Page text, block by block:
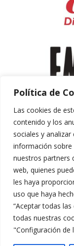
Política de
Las cookies de
contenido y los
sociales y
información sobre
nuestros partners
web, quienes
les haya
uso que haya
“Aceptar todas
todas nuestras
"Configuración de
Aviso